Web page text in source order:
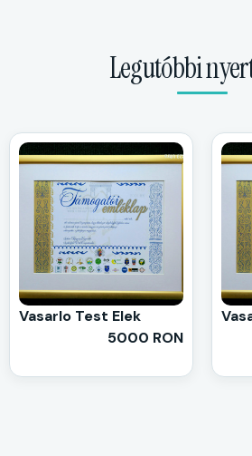
Legutóbbi
Vasarlo Test Elek
5000 RON